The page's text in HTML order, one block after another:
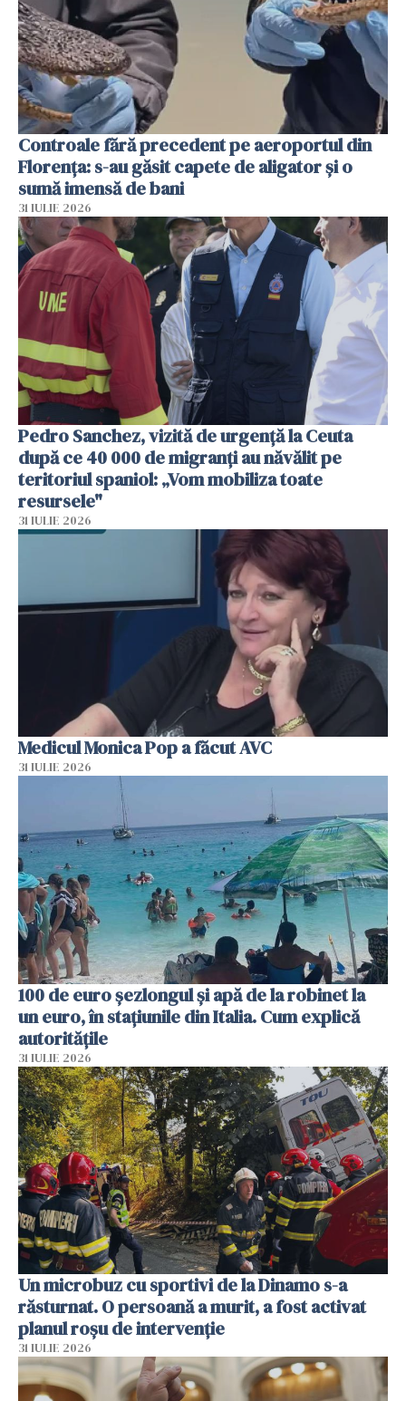
Controale fără precedent pe aeroportul din
Florența: s-au găsit capete de aligator și o
sumă imensă de bani
31 IULIE 2026
Pedro Sanchez, vizită de urgență la Ceuta
după ce 40 000 de migranți au năvălit pe
teritoriul spaniol: „Vom mobiliza toate
resursele"
31 IULIE 2026
Medicul Monica Pop a făcut AVC
31 IULIE 2026
100 de euro șezlongul și apă de la robinet la
un euro, în stațiunile din Italia. Cum explică
autoritățile
31 IULIE 2026
Un microbuz cu sportivi de la Dinamo s-a
răsturnat. O persoană a murit, a fost activat
planul roșu de intervenție
31 IULIE 2026